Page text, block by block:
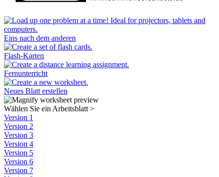
Eins nach dem anderen
Flash-Karten
Fernunterricht
Neues Blatt erstellen
Wählen Sie ein Arbeitsblatt >
Version 1
Version 2
Version 3
Version 4
Version 5
Version 6
Version 7